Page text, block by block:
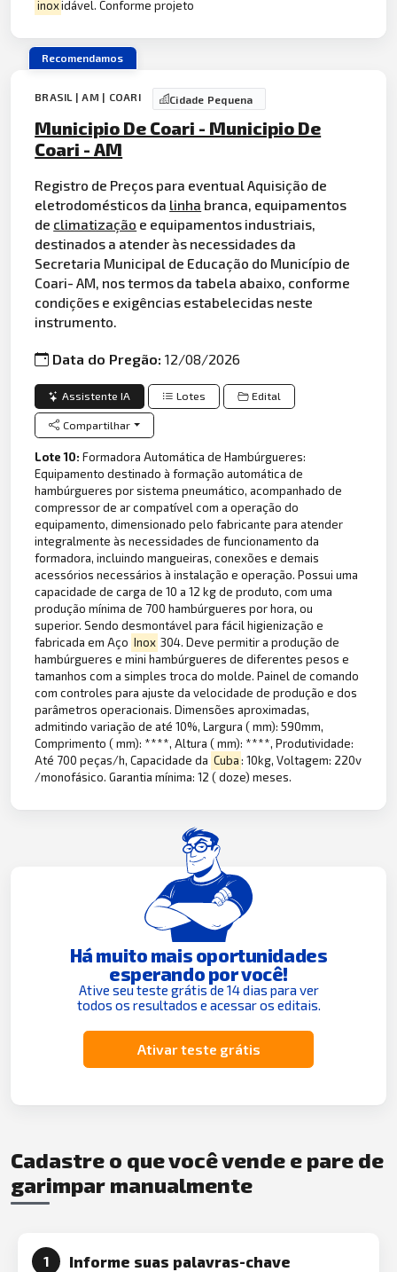
inoxidável. Conforme projeto
Recomendamos
BRASIL | AM | COARI Cidade Pequena
Municipio De Coari - Municipio De
Coari - AM
Registro de Preços para eventual Aquisição de
eletrodomésticos da linha branca, equipamentos
de climatização e equipamentos industriais,
destinados a atender às necessidades da
Secretaria Municipal de Educação do Município de
Coari- AM, nos termos da tabela abaixo, conforme
condições e exigências estabelecidas neste
instrumento.
Data do Pregão:12/08/2026
Assistente IA Lotes Edital
Compartilhar
Lote 10:Formadora Automática de Hambúrgueres:
Equipamento destinado à formação automática de
hambúrgueres por sistema pneumático, acompanhado de
compressor de ar compatível com a operação do
equipamento, dimensionado pelo fabricante para atender
integralmente às necessidades de funcionamento da
formadora, incluindo mangueiras, conexões e demais
acessórios necessários à instalação e operação. Possui uma
capacidade de carga de 10 a 12 kg de produto, com uma
produção mínima de 700 hambúrgueres por hora, ou
superior. Sendo desmontável para fácil higienização e
fabricada em Aço Inox 304. Deve permitir a produção de
hambúrgueres e mini hambúrgueres de diferentes pesos e
tamanhos com a simples troca do molde. Painel de comando
com controles para ajuste da velocidade de produção e dos
parâmetros operacionais. Dimensões aproximadas,
admitindo variação de até 10%, Largura ( mm): 590mm,
Comprimento ( mm): ****, Altura ( mm): ****, Produtividade:
Até 700 peças/h, Capacidade da Cuba: 10kg, Voltagem: 220v
/monofásico. Garantia mínima: 12 ( doze) meses.
Há muito mais oportunidades
esperando por você!
Ative seu teste grátis de 14 dias para ver
todos os resultados e acessar os editais.
Ativar teste grátis
Cadastre o que você vende e pare de
garimpar manualmente
1 Informe suas palavras-chave